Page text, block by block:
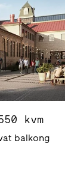
Skorstensgatan 12, 550 kvm
balkong